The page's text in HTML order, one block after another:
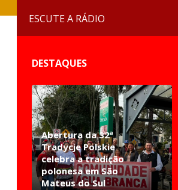
ESCUTE A RÁDIO
DESTAQUES
Abertura da 32ª
Tradycje Polskie
celebra a tradição
polonesa em São
Mateus do Sul